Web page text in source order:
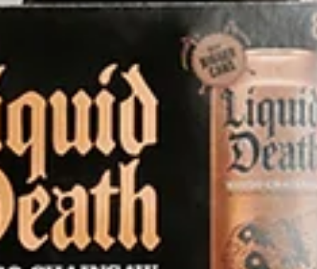
el seu criteri en jugades que el sistema hauria de
resoldre. El govern de marca retorna al capità les
decisions que només ell pot prendre.